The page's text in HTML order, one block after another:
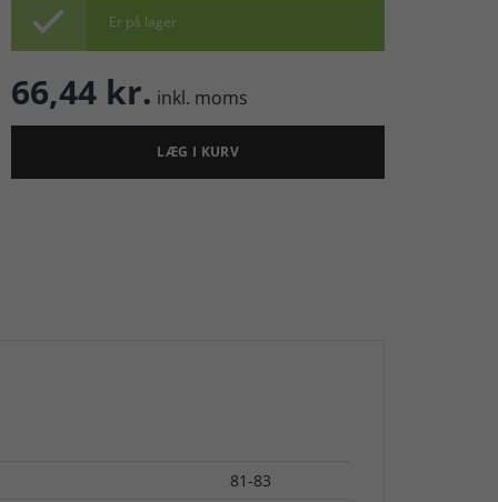
 Er på lager
66,44 kr. inkl. moms
LÆG I KURV
81-83